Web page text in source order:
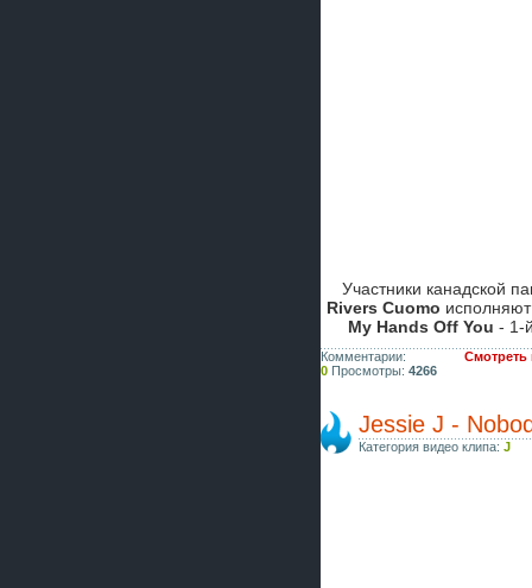
Участники канадской
Rivers Cuomo
My Hands Off You - 1-
Комментарии:
0 Просмотры: 4266
Смотреть
Jessie J -
Категория видео клипа: J